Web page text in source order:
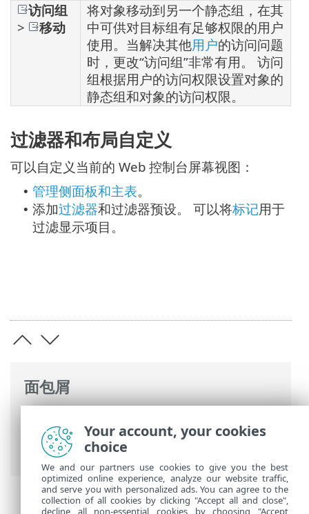
面包屑
ESET PROTECT>ESET PROTECT 主菜单>
更多> 动态组模板
访问组
>
移动
将对象移动到另一个静态组，在其
中可供对目标组有足够权限的用户
使用。当解决其他用户的访问问题
时，更改“访问组”非常有用。 访问
组根据用户的访问权限设置对象的
静态组和对象的访问权限。
过滤器和布局自定义
可以自定义当前的 Web 控制台屏幕视图：
• 管理侧面板和主表。
• 添加过滤器和过滤器预设。 可以将标记用于
过滤显示项目。
Your account, your cookies
choice
We and our partners use cookies to give you the best
optimized online experience, analyze our website traffic,
and serve you with personalized ads. You can agree to the
collection of all cookies by clicking "Accept all and close",
decline all non-essential cookies by choosing "Accept